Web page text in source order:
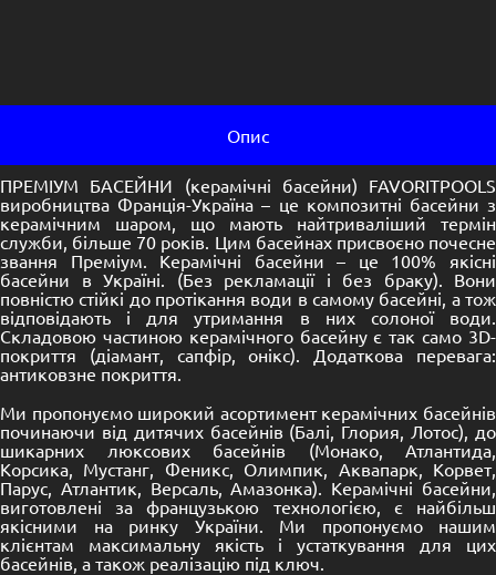
Опис
ПРЕМІУМ БАСЕЙНИ (керамічні басейни) FAVORITPOOLS
виробництва Франція-Україна – це композитні басейни з
керамічним шаром, що мають найтриваліший термін
служби, більше 70 років. Цим басейнах присвоєно почесне
звання Преміум. Керамічні басейни – це 100% якісні
басейни в Україні. (Без рекламації і без браку). Вони
повністю стійкі до протікання води в самому басейні, а тож
відповідають і для утримання в них солоної води.
Складовою частиною керамічного басейну є так само 3D-
покриття (діамант, сапфір, онікс). Додаткова перевага:
антиковзне покриття.
Ми пропонуємо широкий асортимент керамічних басейнів
починаючи від дитячих басейнів (Балі, Глория, Лотос), до
шикарних люксових басейнів (Монако, Атлантида,
Корсика, Мустанг, Феникс, Олимпик, Аквапарк, Корвет,
Парус, Атлантик, Версаль, Амазонка). Керамічні басейни,
виготовлені за французькою технологією, є найбільш
якісними на ринку України. Ми пропонуємо нашим
клієнтам максимальну якість і устаткування для цих
басейнів, а також реалізацію під ключ.